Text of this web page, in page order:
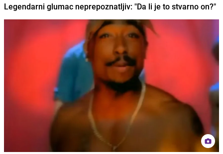
Legendarni glumac neprepoznatljiv: "Da li je to stvarno on?"